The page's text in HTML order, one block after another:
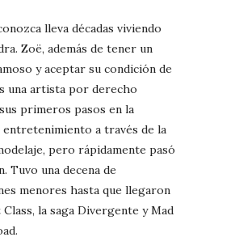
lleva décadas viviendo
Zoë, además de tener un
y aceptar su condición de
una artista por derecho
primeros pasos en la
a través de la
pero rápidamente pasó
Tuvo una decena de
menores hasta que llegaron
la saga Divergente y Mad